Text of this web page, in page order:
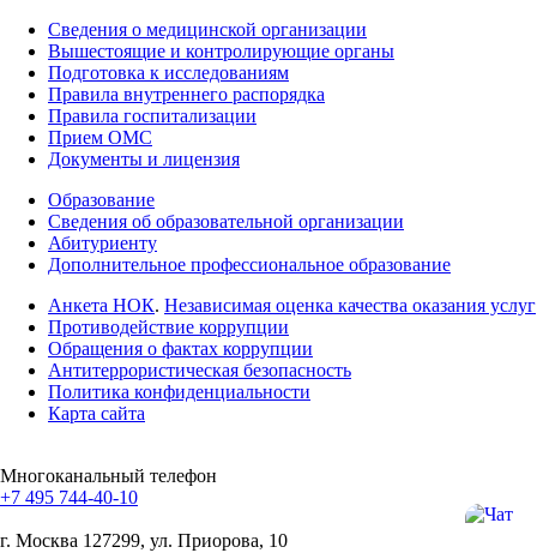
Сведения о медицинской организации
Вышестоящие и контролирующие органы
Подготовка к исследованиям
Правила внутреннего распорядка
Правила госпитализации
Прием ОМС
Документы и лицензия
Образование
Сведения об образовательной организации
Абитуриенту
Дополнительное профессиональное образование
Анкета НОК. Независимая оценка качества оказания услуг
Противодействие коррупции
Обращения о фактах коррупции
Антитеррористическая безопасность
Политика конфиденциальности
Карта сайта
Многоканальный телефон
+7 495 744-40-10
г. Москва 127299, ул. Приорова, 10